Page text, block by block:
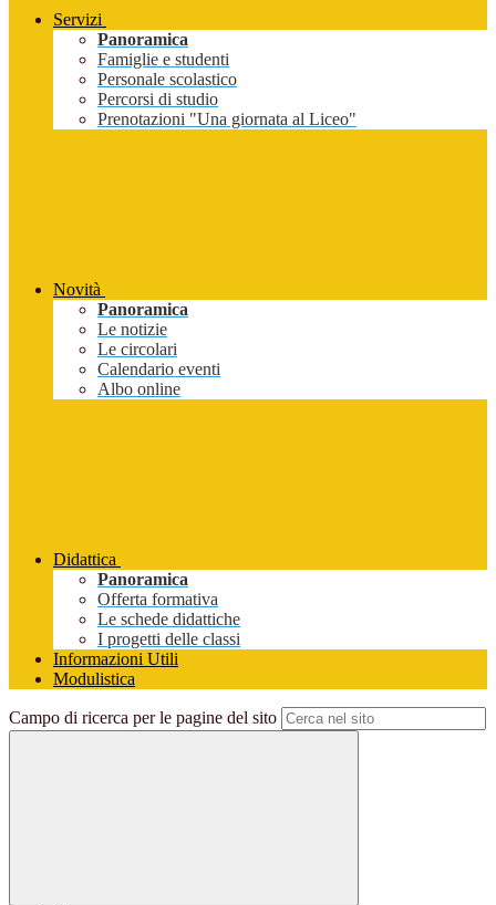
Servizi
Panoramica
Famiglie e studenti
Personale scolastico
Percorsi di studio
Prenotazioni "Una giornata al Liceo"
Novità
Panoramica
Le notizie
Le circolari
Calendario eventi
Albo online
Didattica
Panoramica
Offerta formativa
Le schede didattiche
I progetti delle classi
Informazioni Utili
Modulistica
Campo di ricerca per le pagine del sito